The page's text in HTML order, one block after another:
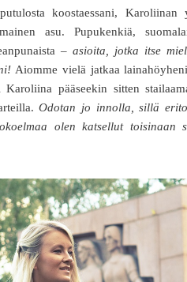
koostaessani, Karoliinan
asu. Pupukenkiä,
– asioita, jotka itse
Aiomme vielä jatkaa
pääseekin sitten
Odotan jo innolla, sillä
olen katsellut toisinaan